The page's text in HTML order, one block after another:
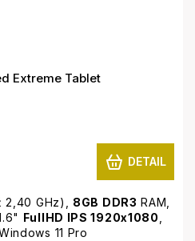
Extreme Tablet
DETAIL
2,40 GHz), 8GB DDR3 RAM,
FullHD IPS 1920x1080,
11 Pro